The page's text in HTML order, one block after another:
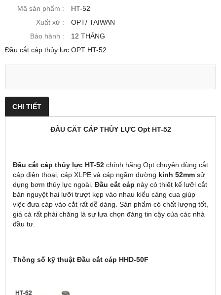
Mã sản phẩm :
HT-52
Xuất xứ :
OPT/ TAIWAN
Bảo hành :
12 THÁNG
Đầu cắt cáp thủy lực OPT HT-52
CHI TIẾT
ĐẦU CẮT CÁP THỦY LỰC Opt HT-52
Đầu cắt cáp thủy lực HT-52 chính hãng Opt chuyên dùng cắt
cáp điện thoại, cáp XLPE và cáp ngầm đường kính 52mm sử
dụng bơm thủy lực ngoài. Đầu cắt cáp này có thiết kế lưỡi cắt
bán nguyệt hai lưỡi trượt kẹp vào nhau kiểu càng cua giúp
việc đưa cáp vào cắt rất dễ dàng. Sản phẩm có chất lượng tốt,
giá cả rất phải chăng là sự lựa chọn đáng tin cậy của các nhà
đầu tư.
Thông số kỹ thuật Đầu cắt cáp HHD-50F